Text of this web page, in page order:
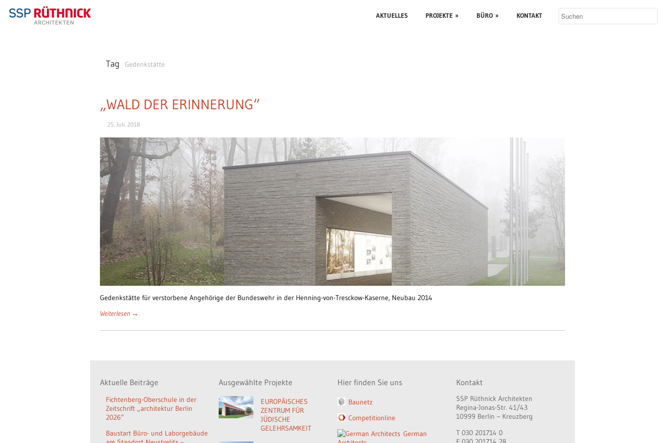
AKTUELLES PROJEKTE » BÜRO » KONTAKT
Tag Gedenkstätte
„WALD DER ERINNERUNG“
25. Juli. 2018
Gedenkstätte für verstorbene Angehörige der Bundeswehr in der Henning-von-Tresckow-Kaserne, Neubau 2014
Weiterlesen →
Aktuelle Beiträge
Fichtenberg-Oberschule in der
Zeitschrift „architektur Berlin
2026“
Baustart Büro- und Laborgebäude
Ausgewählte Projekte
EUROPÄISCHES
ZENTRUM FÜR
JÜDISCHE
GELEHRSAMKEIT
Hier finden Sie uns
Baunetz
Competitionline
German
Kontakt
SSP Rüthnick Architekten
Regina-Jonas-Str. 41/43
10999 Berlin – Kreuzberg
T 030 201714 0